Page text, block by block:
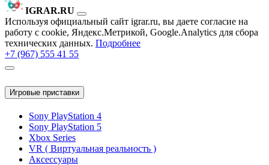
IGRAR.RU
Используя официальный сайт igrar.ru, вы даете согласие на
работу с cookie, Яндекс.Метрикой, Google.Analytics для сбора
технических данных. Подробнее
+7 (967) 555 41 55
Игровые приставки
Sony PlayStation 4
Sony PlayStation 5
Xbox Series
VR ( Виртуальная реальность )
Аксессуары